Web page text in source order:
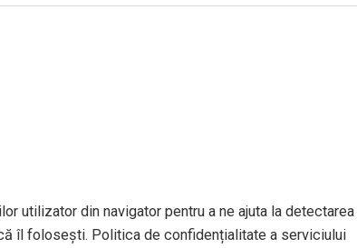
utilizator din navigator pentru a ne ajuta la detectarea
îl folosești. Politica de confidențialitate a serviciului